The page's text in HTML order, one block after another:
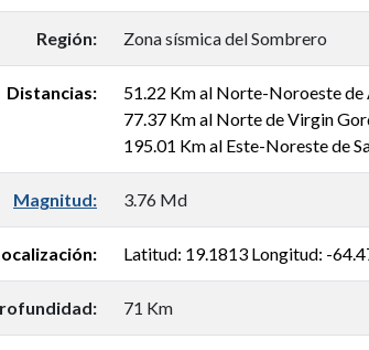
Región: Zona sísmica del Sombrero
Distancias:
51.22 Km al Norte-Noroeste de
77.37 Km al Norte de Virgin
195.01 Km al Este-Noreste de
Magnitud: 3.76 Md
Latitud: 19.1813 Longitud: -
71 Km